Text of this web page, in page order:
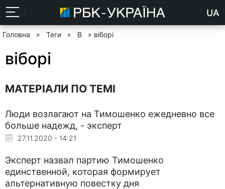
UA
Головна » Теги » В » віборі
віборі
МАТЕРІАЛИ ПО ТЕМІ
Люди возлагают на Тимошенко ежедневно все
больше надежд, - эксперт
27.11.2020 - 14:21
Эксперт назвал партию Тимошенко
единственной, которая формирует
альтернативную повестку дня